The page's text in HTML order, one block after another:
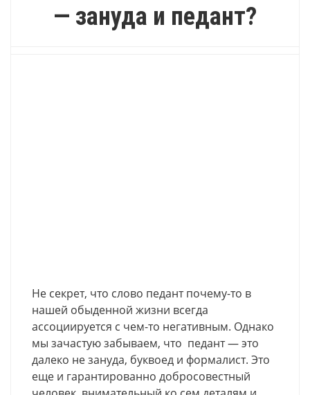
— зануда и педант?
Не секрет, что слово педант почему-то в
нашей обыденной жизни всегда
ассоциируется с чем-то негативным. Однако
мы зачастую забываем, что педант — это
далеко не зануда, буквоед и формалист. Это
еще и гарантированно добросовестный